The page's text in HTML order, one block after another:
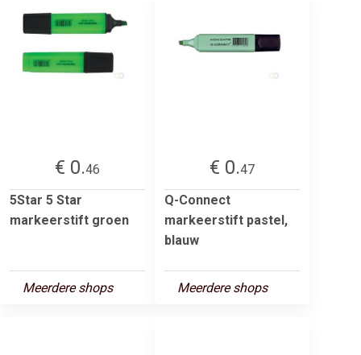
€ 0.46
5Star 5 Star
markeerstift groen
Meerdere shops
€ 0.47
Q-Connect
markeerstift pastel,
blauw
Meerdere shops